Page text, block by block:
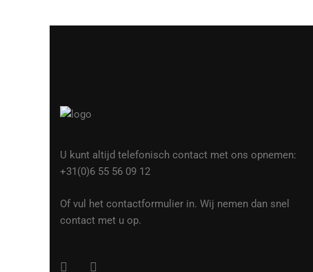
U kunt altijd telefonisch contact met ons opnemen:
+31(0)6 55 56 09 12
Of vul het contactformulier in. Wij nemen dan snel
contact met u op.